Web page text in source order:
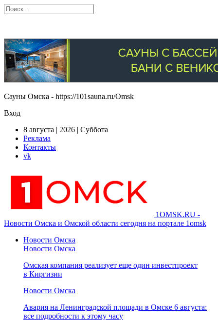
Сауны Омска - https://101sauna.ru/Omsk
Вход
8 августа | 2026 | Суббота
Реклама
Контакты
vk
1OMSK.RU -
Новости Омска и Омской области сегодня на портале 1omsk
Новости Омска
Новости Омска
Омская компания реализует еще один инвестпроект
в Киргизии
Новости Омска
Авария на Ленинградской площади в Омске 6 августа:
все подробности к этому часу